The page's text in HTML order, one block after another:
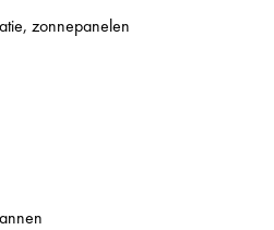
zonnepanelen